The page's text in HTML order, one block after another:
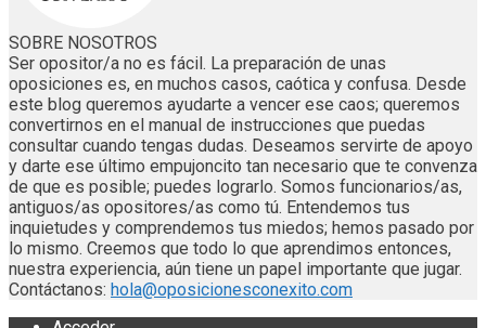
SOBRE NOSOTROS
Ser opositor/a no es fácil. La preparación de unas
oposiciones es, en muchos casos, caótica y confusa. Desde
este blog queremos ayudarte a vencer ese caos; queremos
convertirnos en el manual de instrucciones que puedas
consultar cuando tengas dudas. Deseamos servirte de apoyo
y darte ese último empujoncito tan necesario que te convenza
de que es posible; puedes lograrlo. Somos funcionarios/as,
antiguos/as opositores/as como tú. Entendemos tus
inquietudes y comprendemos tus miedos; hemos pasado por
lo mismo. Creemos que todo lo que aprendimos entonces,
nuestra experiencia, aún tiene un papel importante que jugar.
Contáctanos: hola@oposicionesconexito.com